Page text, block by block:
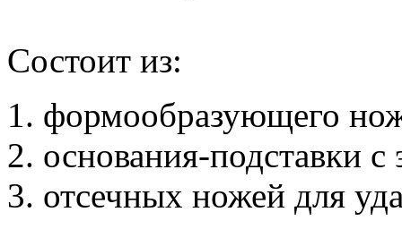
Состоит из:
1. формообразующего
2. основания-подставки
3. отсечных ножей для